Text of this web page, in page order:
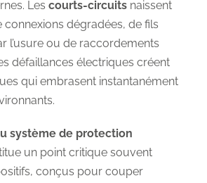
Les courts-circuitsnaissent
dégradées, de fils
l’usure ou de raccordements
défaillances électriques créent
qui embrasent instantanément
système de protection
un point critique souvent
conçus pour couper